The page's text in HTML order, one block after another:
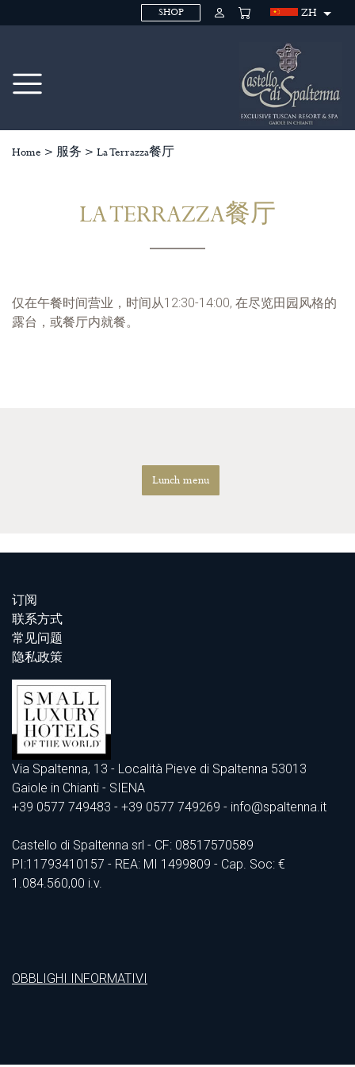
SHOP ZH
Home > 服务 > La Terrazza餐厅
LA TERRAZZA餐厅
仅在午餐时间营业，时间从12:30-14:00, 在尽览田园风格的
露台，或餐厅内就餐。
Lunch menu
订阅
联系方式
常见问题
隐私政策
Via Spaltenna, 13 - Località Pieve di Spaltenna 53013
Gaiole in Chianti - SIENA
+39 0577 749483 - +39 0577 749269 - info@spaltenna.it
Castello di Spaltenna srl - CF: 08517570589
PI:11793410157 - REA: MI 1499809 - Cap. Soc: €
1.084.560,00 i.v.
OBBLIGHI INFORMATIVI